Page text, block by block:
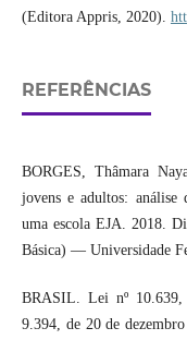
(Editora Appris, 2020).
REFERÊNCIAS
BORGES, Thâmara
jovens e adultos: análise
uma escola EJA. 2018.
Básica) — Universidade
BRASIL. Lei nº
9.394, de 20 de